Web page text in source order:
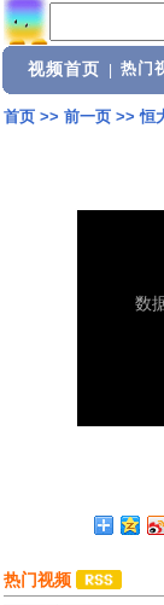
视频首页 热门
首页>> 前一页>>恒
热门视频